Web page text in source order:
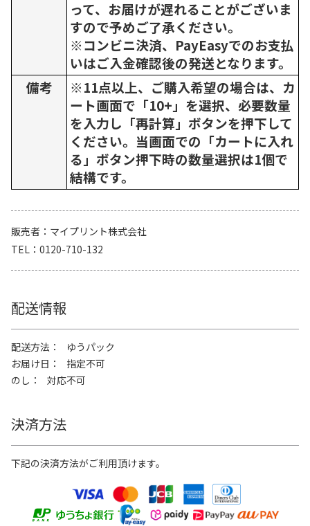
って、お届けが遅れることがございま
すので予めご了承ください。
※コンビニ決済、PayEasyでのお支払
いはご入金確認後の発送となります。
備考
※11点以上、ご購入希望の場合は、カ
ート画面で「10+」を選択、必要数量
を入力し「再計算」ボタンを押下して
ください。当画面での「カートに入れ
る」ボタン押下時の数量選択は1個で
結構です。
販売者
マイプリント株式会社
TEL
0120-710-132
配送情報
配送方法
ゆうパック
お届け日
指定不可
のし
対応不可
決済方法
下記の決済方法がご利用頂けます。